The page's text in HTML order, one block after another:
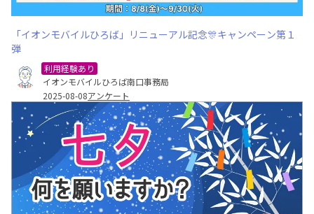
「イオンモバイルひろば」リニューアル記念🎊キャンペーン第１
弾
利用経験あり
イオンモバイルひろば南口事務局
2025-08-08アンケート